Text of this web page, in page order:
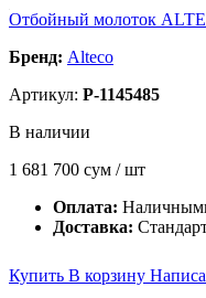
Отбойный молоток
Бренд: Alteco
Артикул: P-1145485
В наличии
1 681 700 сум / шт
Оплата:
Доставка:
Купить В корзину